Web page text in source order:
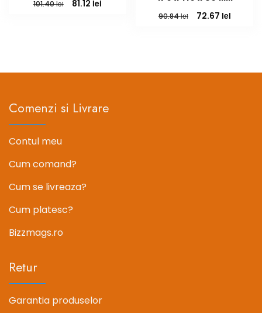
101.40lei
Prețul
81.12 leiPrețul
90.84lei
Prețul
72.67 leiPrețul
Comenzi si Livrare
Contul meu
Cum comand?
Cum se livreaza?
Cum platesc?
Bizzmags.ro
Retur
Garantia produselor